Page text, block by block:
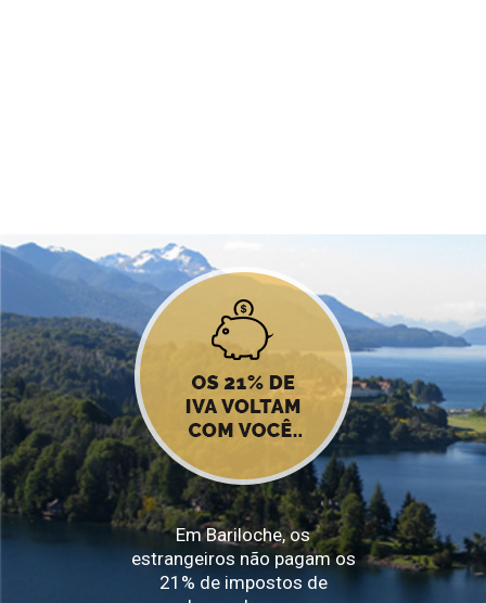
Em Bariloche, os
estrangeiros não pagam os
21% de impostos de